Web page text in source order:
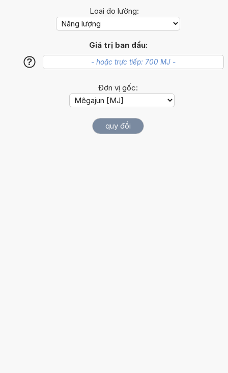
Loại đo lường:
Giá trị ban đầu:
?
Đơn vị gốc: